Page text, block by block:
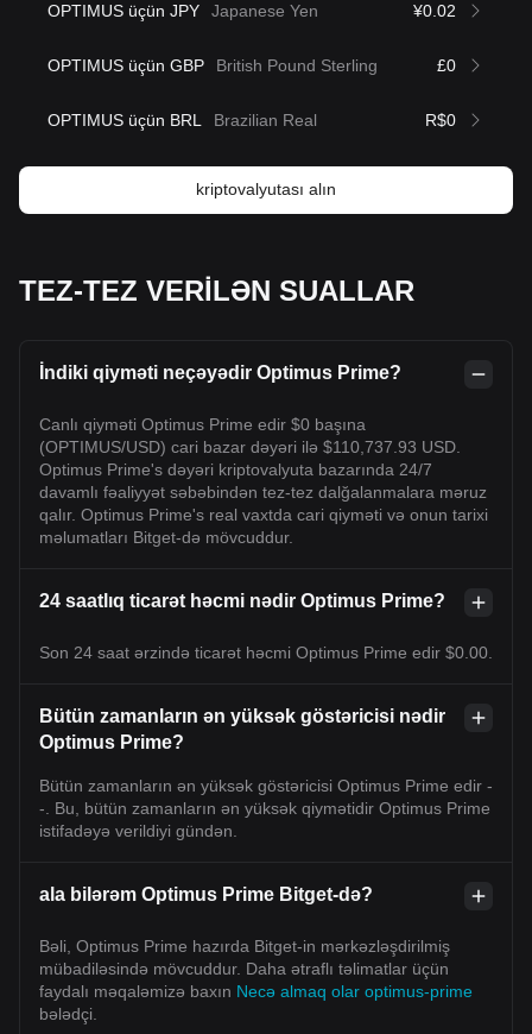
OPTIMUS üçün JPY Japanese Yen ¥0.02
OPTIMUS üçün GBP British Pound Sterling £0
OPTIMUS üçün BRL Brazilian Real R$0
kriptovalyutası alın
TEZ-TEZ VERİLƏN SUALLAR
İndiki qiyməti neçəyədir Optimus Prime?
Canlı qiyməti Optimus Prime edir $0 başına
(OPTIMUS/USD) cari bazar dəyəri ilə $110,737.93 USD.
Optimus Prime's dəyəri kriptovalyuta bazarında 24/7
davamlı fəaliyyət səbəbindən tez-tez dalğalanmalara məruz
qalır. Optimus Prime's real vaxtda cari qiyməti və onun tarixi
məlumatları Bitget-də mövcuddur.
24 saatlıq ticarət həcmi nədir Optimus Prime?
Son 24 saat ərzində ticarət həcmi Optimus Prime edir $0.00.
Bütün zamanların ən yüksək göstəricisi nədir
Optimus Prime?
Bütün zamanların ən yüksək göstəricisi Optimus Prime edir -
-. Bu, bütün zamanların ən yüksək qiymətidir Optimus Prime
istifadəyə verildiyi gündən.
ala bilərəm Optimus Prime Bitget-də?
Bəli, Optimus Prime hazırda Bitget-in mərkəzləşdirilmiş
mübadiləsində mövcuddur. Daha ətraflı təlimatlar üçün
faydalı məqaləmizə baxın Necə almaq olar optimus-prime
bələdçi.